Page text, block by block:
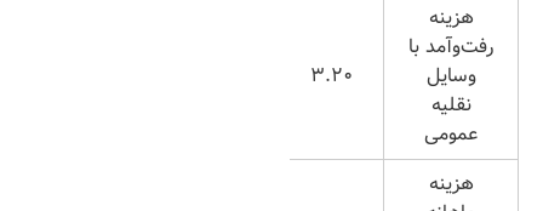
هزینه
رفت‌وآمد با
وسایل
نقلیه
عمومی
3.20
هزینه